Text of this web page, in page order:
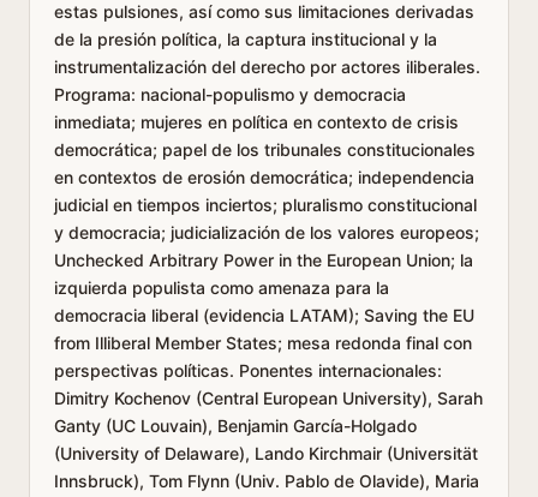
estas pulsiones, así como sus limitaciones derivadas
de la presión política, la captura institucional y la
instrumentalización del derecho por actores iliberales.
Programa: nacional-populismo y democracia
inmediata; mujeres en política en contexto de crisis
democrática; papel de los tribunales constitucionales
en contextos de erosión democrática; independencia
judicial en tiempos inciertos; pluralismo constitucional
y democracia; judicialización de los valores europeos;
Unchecked Arbitrary Power in the European Union; la
izquierda populista como amenaza para la
democracia liberal (evidencia LATAM); Saving the EU
from Illiberal Member States; mesa redonda final con
perspectivas políticas. Ponentes internacionales:
Dimitry Kochenov (Central European University), Sarah
Ganty (UC Louvain), Benjamin García-Holgado
(University of Delaware), Lando Kirchmair (Universität
Innsbruck), Tom Flynn (Univ. Pablo de Olavide), Maria